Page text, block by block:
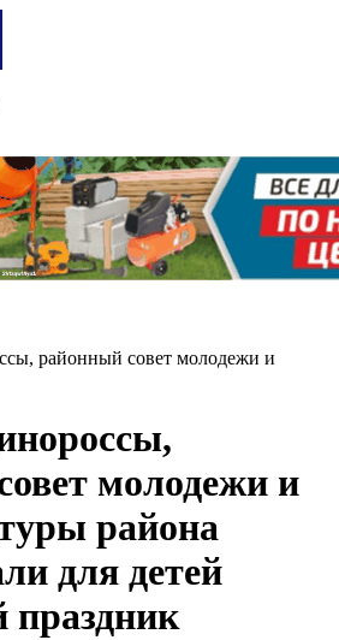
районный совет молодежи и
молодежи и
района
для детей
праздник